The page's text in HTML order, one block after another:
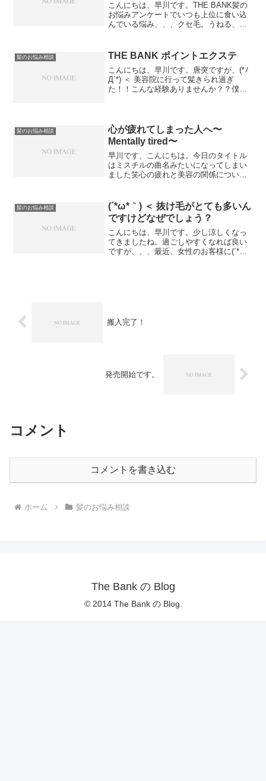
こんにちは、早川です。THE BANK髪の
お悩みアンケートでいつも上位に食い込
んでいる悩み、、、クセ毛。うねる、広
がりますよね。そんなクセ毛をヤッつけ
るのに有効なのは縮...
髪のお悩み相談 THE BANK ポイントエクステ
こんにちは、早川です。唐突ですが、(*ﾉ
Д`*) ＜ 美容院に行って髪きられ過ぎ
た！！こんな経験ありませんか？？僕の
ついたら後ろ髪が！！...
髪のお悩み相談
心が疲れてしまった人へ〜
Mentally tired〜
早川です、こんにちは。今日のタイトル
はミスチルの曲名みたいになってしまい
ました笑心の疲れと美容の関係について
年目になります。開店当初から私が気に
なっていること、そ...
髪のお悩み相談
(´*ω*｀) ＜ 抜け毛がとても多いん
ですけどなぜでしょう？
こんにちは、早川です。少し涼しくなっ
てきましたね。過ごしやすくなれば良い
ですが、、、最近、女性のお客様に(´*ω*
搬入完了！
発売開始です。
コメント
コメントを書き込む
ホーム 髪のお悩み相談
The Bank の Blog
© 2014 The Bank の Blog.